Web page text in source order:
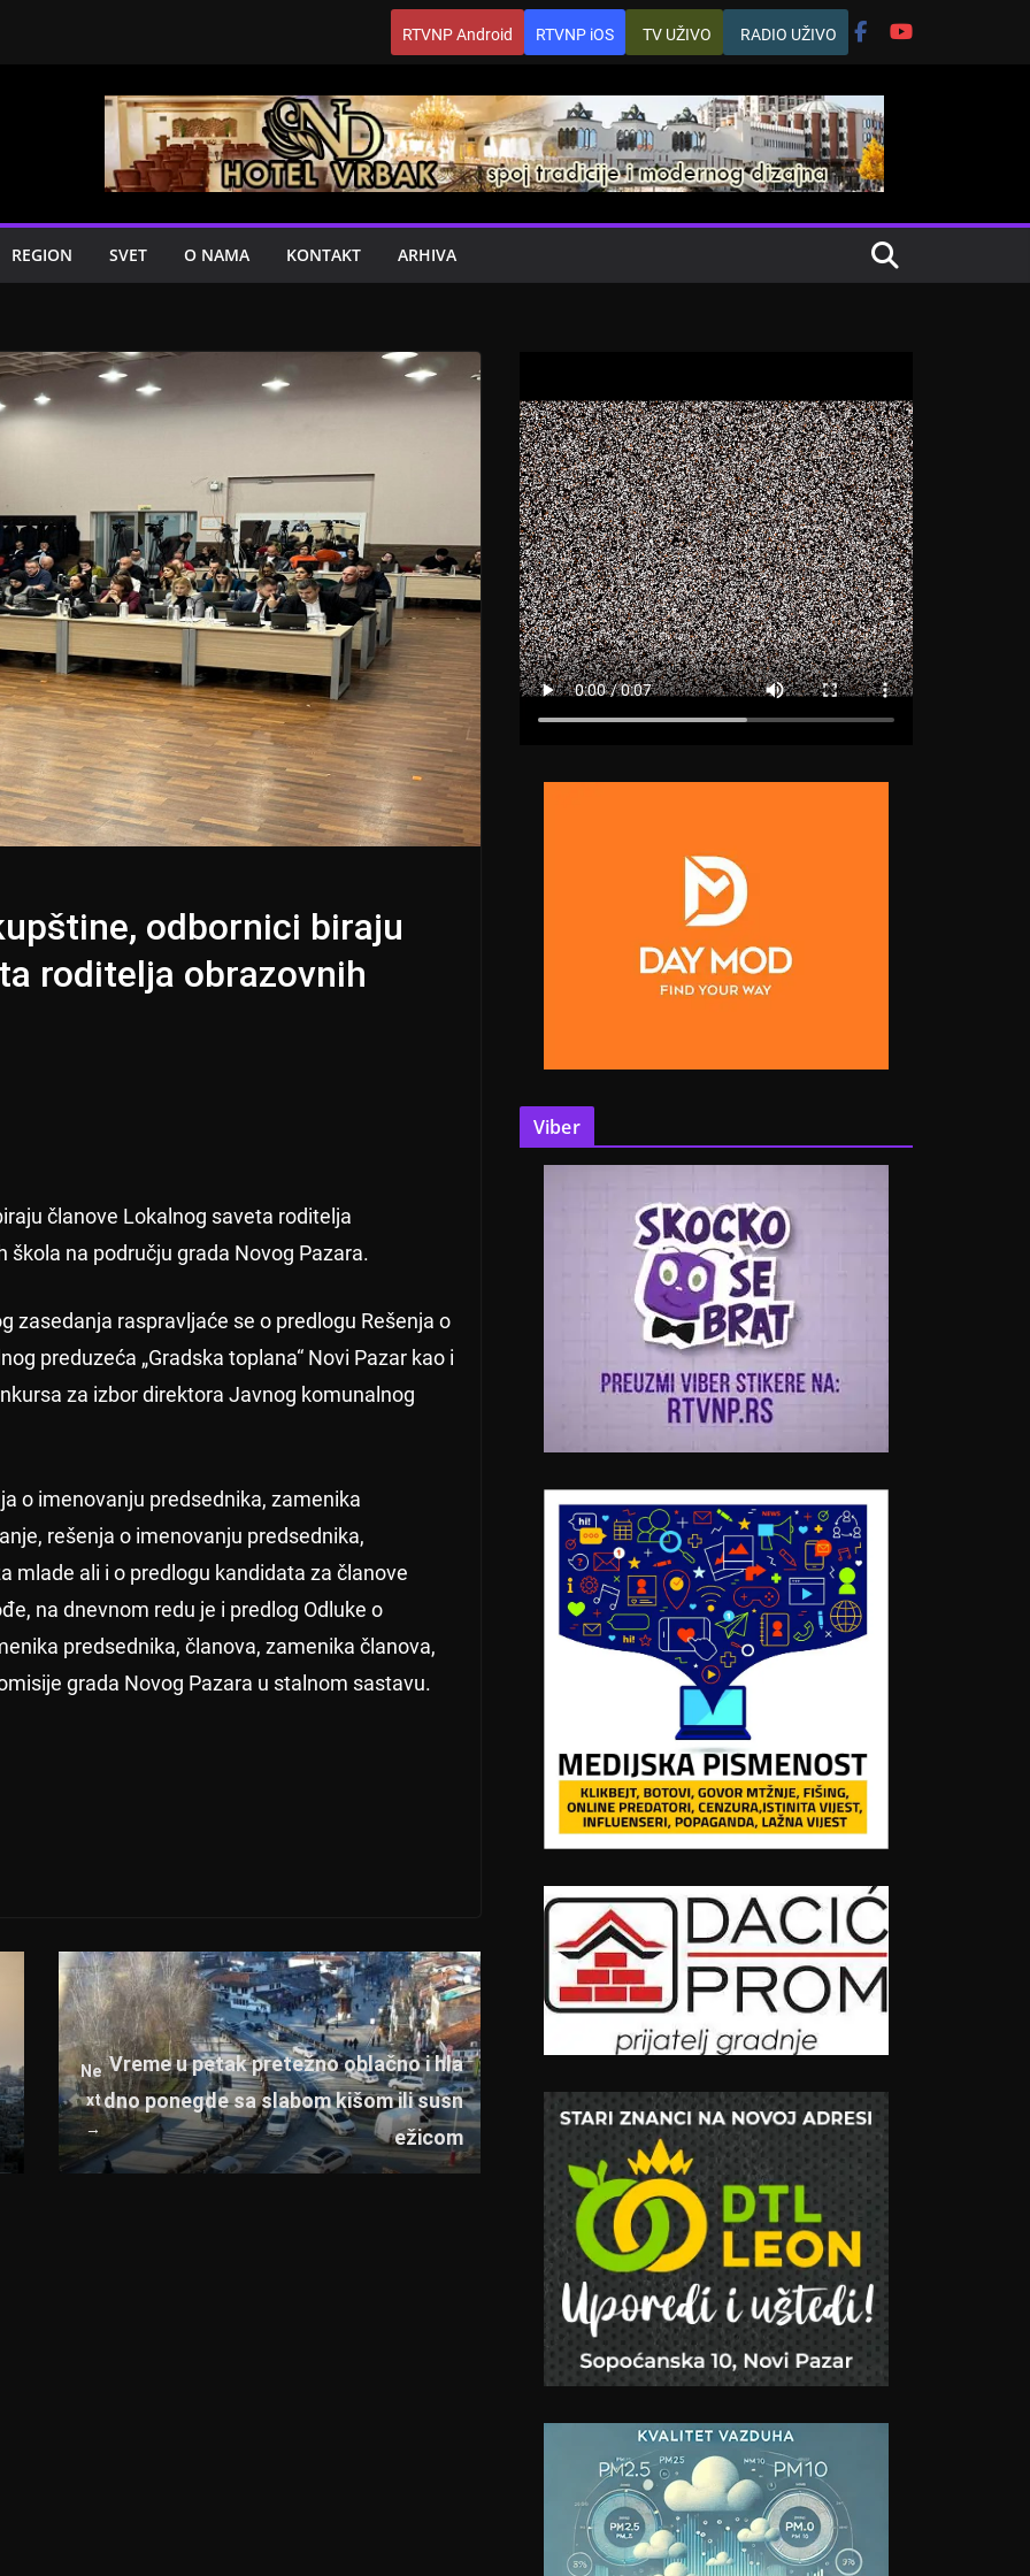
RTVNP Android RTVNP iOS TV UŽIVO RADIO UŽIVO
REGION SVET O NAMA KONTAKT ARHIVA
odbornici biraju
roditelja obrazovnih
članove Lokalnog saveta roditelja
na području grada Novog Pazara.
zasedanja raspravljaće se o predlogu Rešenja o
preduzeća „Gradska toplana“ Novi Pazar kao i
za izbor direktora Javnog komunalnog
o imenovanju predsednika, zamenika
rešenja o imenovanju predsednika,
mlade ali i o predlogu kandidata za članove
na dnevnom redu je i predlog Odluke o
predsednika, članova, zamenika članova,
grada Novog Pazara u stalnom sastavu.
Ne
xt
→
Vreme u petak pretežno oblačno i hla
dno ponegde sa slabom kišom ili susn
ežicom
Viber